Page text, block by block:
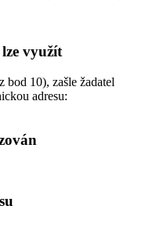
využít
10), zašle žadatel
adresu: